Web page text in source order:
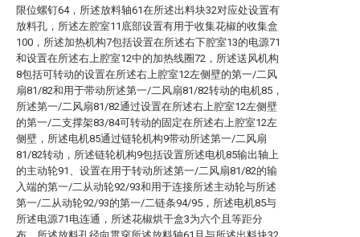
限位螺钉64，所述放料轴61在所述出料块32对应处设置有
放料孔，所述左腔室11底部设置有用于收集花椒的收集盒
100，所述加热机构7包括设置在所述右下腔室13的电源71
和设置在所述右上腔室12中的加热线圈72，所述送风机构
8包括可转动的设置在所述右上腔室12左侧壁的第一/二风
扇81/82和用于带动所述第一/二风扇81/82转动的电机85，
所述第一/二风扇81/82通过设置在所述右上腔室12左侧壁
的第一/二支撑架83/84可转动的固定在所述右上腔室12左
侧壁，所述电机85通过链轮机构9带动所述第一/二风扇
81/82转动，所述链轮机构9包括设置所述电机85输出轴上
的主动轮91、设置在用于转动所述第一/二风扇81/82的输
入端的第一/二从动轮92/93和用于连接所述主动轮与所述
第一/二从动轮92/93的第一/二链条94/95，所述电机85与
所述电源71电连通，所述花椒烘干盒3为六个且等距分